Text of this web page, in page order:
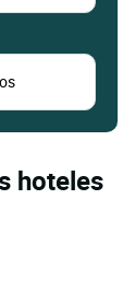
hoteles